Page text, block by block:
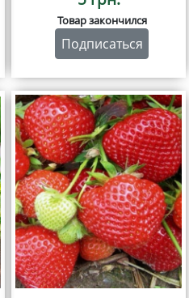
Товар закончился
Подписаться